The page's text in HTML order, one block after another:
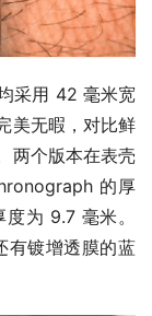
采用 42 毫米宽
美无暇，对比鲜
两个版本在表壳
的厚
为 9.7 毫米。
有镀增透膜的蓝